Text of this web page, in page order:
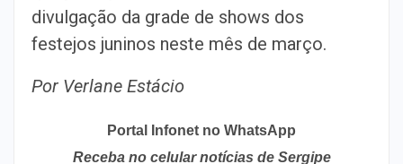
divulgação da grade de shows dos
festejos juninos neste mês de março.
Por Verlane Estácio
Portal Infonet no WhatsApp
Receba no celular notícias de Sergipe